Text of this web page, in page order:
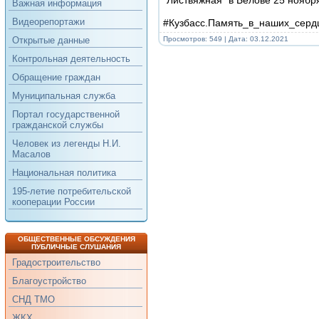
Важная информация
Видеорепортажи
Открытые данные
Контрольная деятельность
Обращение граждан
Муниципальная служба
Портал государственной
гражданской службы
Человек из легенды Н.И.
Масалов
Национальная политика
195-летие потребительской
кооперации России
ОБЩЕСТВЕННЫЕ ОБСУЖДЕНИЯ
ПУБЛИЧНЫЕ СЛУШАНИЯ
Градостроительство
Благоустройство
СНД ТМО
Просмотров: 549 | Дата: 03.12.2021